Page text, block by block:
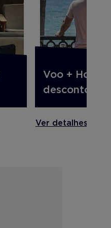
Voo + Hotel
desconto.
Ver detalhes